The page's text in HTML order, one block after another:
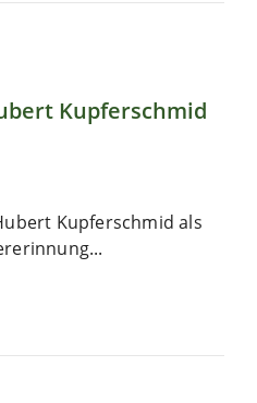
Kupferschmid
Kupferschmid als